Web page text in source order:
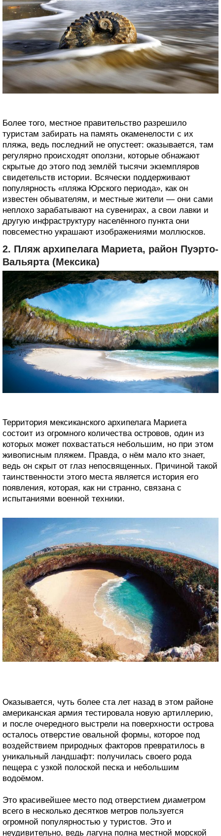
Более того, местное правительство разрешило
туристам забирать на память окаменелости с их
пляжа, ведь последний не опустеет: оказывается, там
регулярно происходят оползни, которые обнажают
скрытые до этого под землёй тысячи экземпляров
свидетельств истории. Всячески поддерживают
популярность «пляжа Юрского периода», как он
известен обывателям, и местные жители — они сами
неплохо зарабатывают на сувенирах, а свои лавки и
другую инфраструктуру населённого пункта они
повсеместно украшают изображениями моллюсков.
2. Пляж архипелага Мариета, район Пуэрто-
Вальярта (Мексика)
Территория мексиканского архипелага Мариета
состоит из огромного количества островов, один из
которых может похвастаться небольшим, но при этом
живописным пляжем. Правда, о нём мало кто знает,
ведь он скрыт от глаз непосвященных. Причиной такой
таинственности этого места является история его
появления, которая, как ни странно, связана с
испытаниями военной техники.
Оказывается, чуть более ста лет назад в этом районе
американская армия тестировала новую артиллерию,
и после очередного выстрели на поверхности острова
осталось отверстие овальной формы, которое под
воздействием природных факторов превратилось в
уникальный ландшафт: получилась своего рода
пещера с узкой полоской песка и небольшим
водоёмом.
Это красивейшее место под отверстием диаметром
всего в несколько десятков метров пользуется
огромной популярностью у туристов. Это и
неудивительно, ведь лагуна полна местной морской